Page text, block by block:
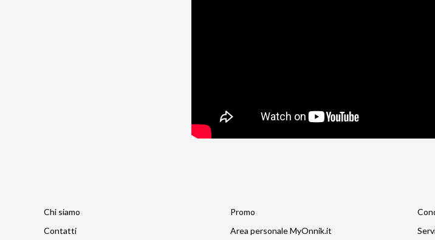
Chi siamo
Contatti
Promo
Area personale MyOnnik.it